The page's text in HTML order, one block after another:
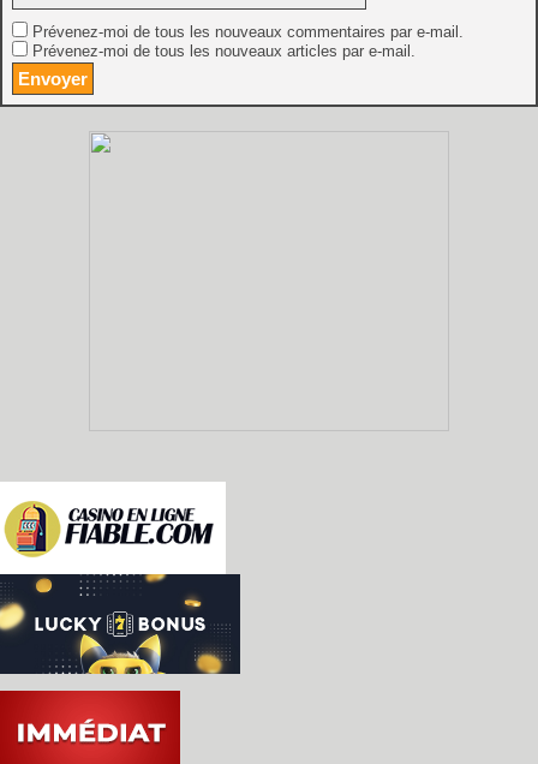
Prévenez-moi de tous les nouveaux commentaires par e-mail.
Prévenez-moi de tous les nouveaux articles par e-mail.